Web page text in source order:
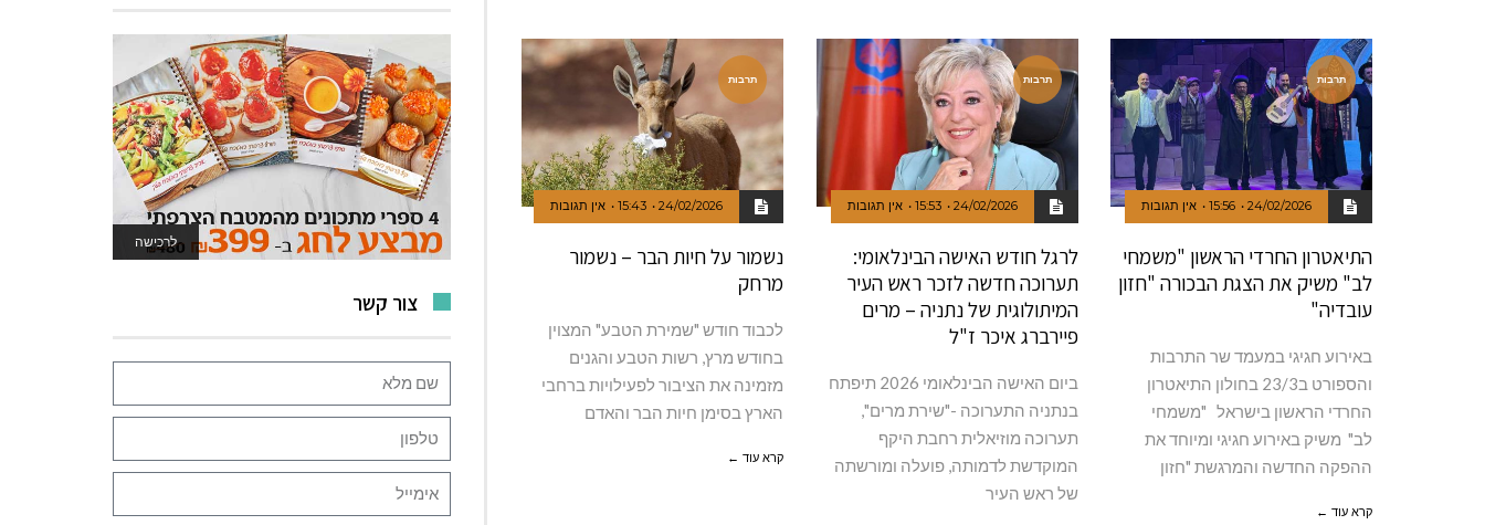
תרבות
24/02/2026
15:56 אין תגובות
התיאטרון החרדי הראשון "משמחי
לב" משיק את הצגת הבכורה "חזון
עובדיה"
באירוע חגיגי במעמד שר התרבות
והספורט ב23/3 בחולון התיאטרון
החרדי הראשון בישראל "משמחי
לב" משיק באירוע חגיגי ומיוחד את
ההפקה החדשה והמרגשת "חזון
קרא עוד ←
תרבות
24/02/2026
15:53 אין תגובות
לרגל חודש האישה הבינלאומי:
תערוכה חדשה לזכר ראש העיר
המיתולוגית של נתניה – מרים
פיירברג איכר ז"ל
ביום האישה הבינלאומי 2026 תיפתח
בנתניה התערוכה -"שירת מרים",
תערוכה מוזיאלית רחבת היקף
המוקדשת לדמותה, פועלה ומורשתה
של ראש העיר
תרבות
24/02/2026
15:43 אין תגובות
נשמור על חיות הבר – נשמור
מרחק
לכבוד חודש "שמירת הטבע" המצוין
בחודש מרץ, רשות הטבע והגנים
מזמינה את הציבור לפעילויות ברחבי
הארץ בסימן חיות הבר והאדם
קרא עוד ←
לרכישה
לאתר המשחקים
צור קשר